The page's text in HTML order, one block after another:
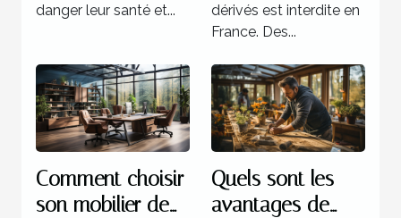
danger leur santé et...
dérivés est interdite en
France. Des...
Comment choisir
son mobilier de
Quels sont les
avantages de